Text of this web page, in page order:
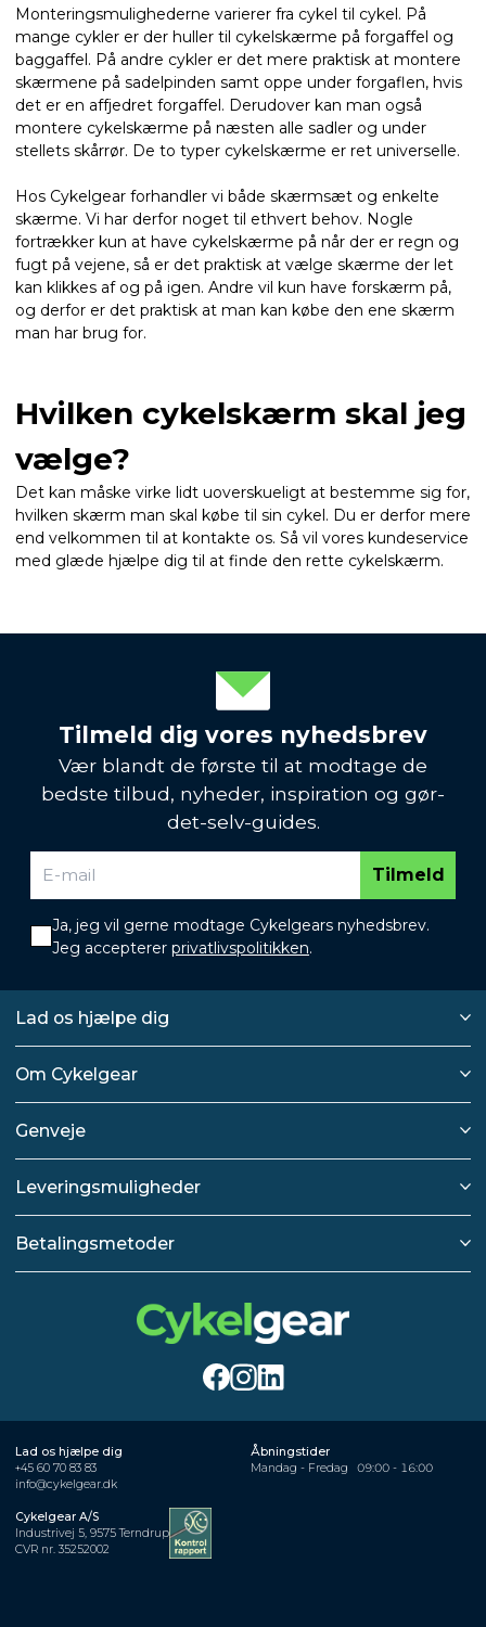
Monteringsmulighederne varierer fra cykel til cykel. På
mange cykler er der huller til cykelskærme på forgaffel og
baggaffel. På andre cykler er det mere praktisk at montere
skærmene på sadelpinden samt oppe under forgaflen, hvis
det er en affjedret forgaffel. Derudover kan man også
montere cykelskærme på næsten alle sadler og under
stellets skårrør. De to typer cykelskærme er ret universelle.
Hos Cykelgear forhandler vi både skærmsæt og enkelte
skærme. Vi har derfor noget til ethvert behov. Nogle
fortrækker kun at have cykelskærme på når der er regn og
fugt på vejene, så er det praktisk at vælge skærme der let
kan klikkes af og på igen. Andre vil kun have forskærm på,
og derfor er det praktisk at man kan købe den ene skærm
man har brug for.
Hvilken cykelskærm skal jeg
vælge?
Det kan måske virke lidt uoverskueligt at bestemme sig for,
hvilken skærm man skal købe til sin cykel. Du er derfor mere
end velkommen til at kontakte os. Så vil vores kundeservice
med glæde hjælpe dig til at finde den rette cykelskærm.
Tilmeld dig vores nyhedsbrev
Vær blandt de første til at modtage de
bedste tilbud, nyheder, inspiration og gør-
det-selv-guides.
Tilmeld
Ja, jeg vil gerne modtage Cykelgears nyhedsbrev.
Jeg accepterer privatlivspolitikken.
Lad os hjælpe dig
Om Cykelgear
Genveje
Leveringsmuligheder
Betalingsmetoder
Lad os hjælpe dig
+45 60 70 83 83
info@cykelgear.dk
Åbningstider
Mandag - Fredag
09:00 - 16:00
Cykelgear A/S
Industrivej 5, 9575 Terndrup
CVR nr. 35252002